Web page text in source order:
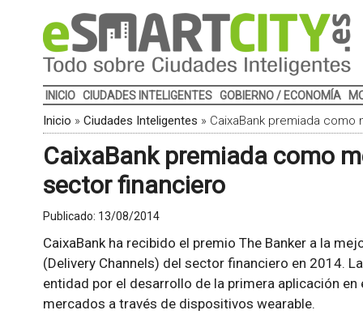
INICIO CIUDADES INTELIGENTES GOBIERNO / ECONOMÍA
Inicio » Ciudades Inteligentes » CaixaBank premiada
CaixaBank premiada como
sector financiero
Publicado: 13/08/2014
CaixaBank ha recibido el premio The Banker a la
(Delivery Channels) del sector financiero en 2014.
entidad por el desarrollo de la primera aplicación
mercados a través de dispositivos wearable.